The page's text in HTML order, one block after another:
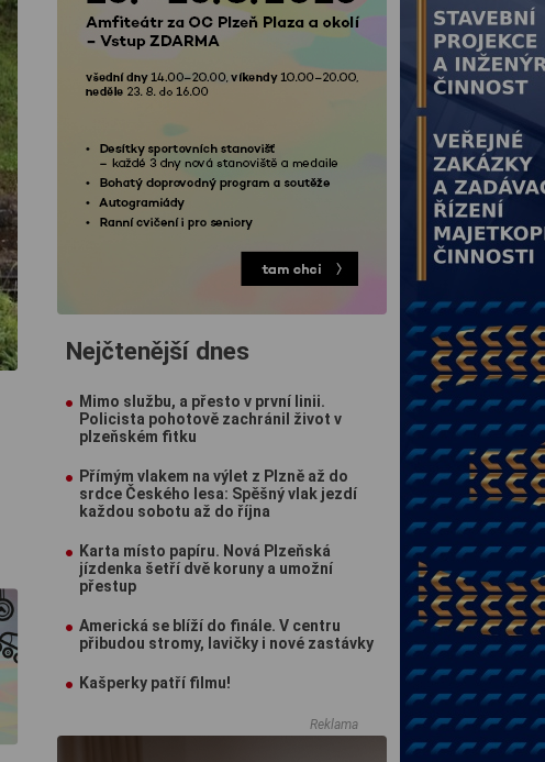
Nejčtenější dnes
Mimo službu, a přesto v první linii.
Policista pohotově zachránil život v
plzeňském fitku
Přímým vlakem na výlet z Plzně až do
srdce Českého lesa: Spěšný vlak jezdí
každou sobotu až do října
Karta místo papíru. Nová Plzeňská
jízdenka šetří dvě koruny a umožní
přestup
Americká se blíží do finále. V centru
přibudou stromy, lavičky i nové zastávky
Kašperky patří filmu!
Reklama